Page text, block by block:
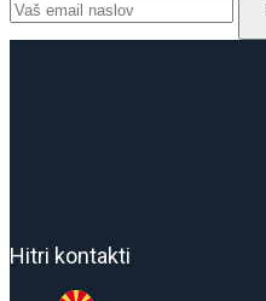
Hitri kontakti